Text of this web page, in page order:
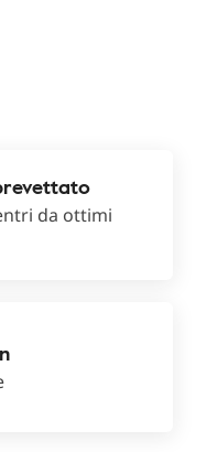
da ottimi